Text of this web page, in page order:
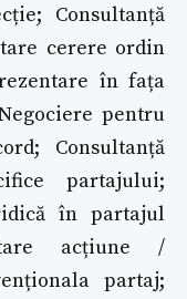
Consultanță
cerere ordin
în fața
pentru
Consultanță
partajului;
în partajul
acțiune /
partaj;